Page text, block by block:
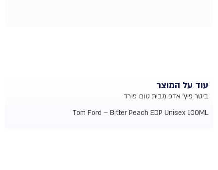
עוד על המוצר
ביטר פיץ' אדפ מבית טום פורד
Tom Ford – Bitter Peach EDP Unisex 100ML